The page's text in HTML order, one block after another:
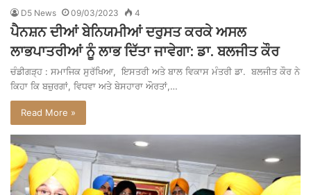
D5 News 09/03/2023 4
ਪੈਨਸ਼ਨ ਦੀਆਂ ਬੇਨਿਯਮੀਆਂ ਦਰੁਸਤ ਕਰਕੇ ਅਸਲ
ਲਾਭਪਾਤਰੀਆਂ ਨੂੰ ਲਾਭ ਦਿੱਤਾ ਜਾਵੇਗਾ: ਡਾ. ਬਲਜੀਤ ਕੌਰ
ਚੰਡੀਗੜ੍ਹ : ਸਮਾਜਿਕ ਸੁਰੱਖਿਆ, ਇਸਤਰੀ ਅਤੇ ਬਾਲ ਵਿਕਾਸ ਮੰਤਰੀ ਡਾ. ਬਲਜੀਤ ਕੌਰ ਨੇ
ਕਿਹਾ ਕਿ ਬਜ਼ੁਰਗਾਂ, ਵਿਧਵਾ ਅਤੇ ਬੇਸਹਾਰਾ ਔਰਤਾਂ,…
Read More »